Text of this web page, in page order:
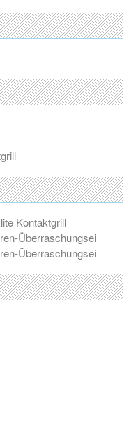
Kontaktgrill
Überraschungsei
Überraschungsei